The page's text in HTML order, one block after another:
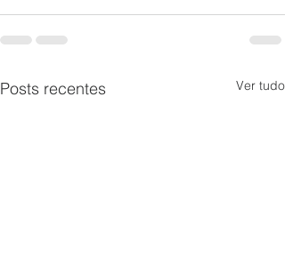
Posts recentes Ver tudo